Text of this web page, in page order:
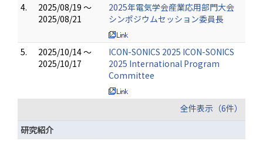
4.
2025/08/19 ～
2025/08/21
2025年電気学会産業応用部門大会
シンポジウムセッション委員長
5.
2025/10/14 ～
2025/10/17
ICON-SONICS 2025 ICON-SONICS
2025 International Program
Committee
全件表示（6件）
研究紹介